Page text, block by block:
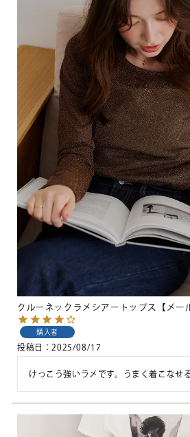
クルーネックラメシアートップス【メー
購入者
投稿日 2025/08/17
けっこう強いラメです。うまく着こなせ